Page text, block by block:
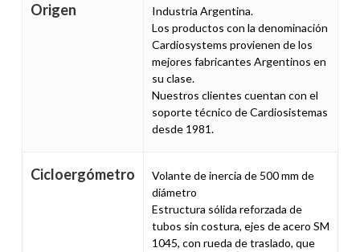
Origen
Industria Argentina.
Los productos con la denominación
Cardiosystems provienen de los
mejores fabricantes Argentinos en
su clase.
Nuestros clientes cuentan con el
soporte técnico de Cardiosistemas
desde 1981.
Cicloergómetro
Volante de inercia de 500 mm de
diámetro
Estructura sólida reforzada de
tubos sin costura, ejes de acero SM
1045, con rueda de traslado, que